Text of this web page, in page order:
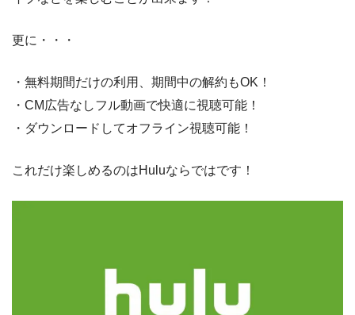
更に・・・
・無料期間だけの利用、期間中の解約もOK！
・CM広告なしフル動画で快適に視聴可能！
・ダウンロードしてオフライン視聴可能！
これだけ楽しめるのはHuluならではです！